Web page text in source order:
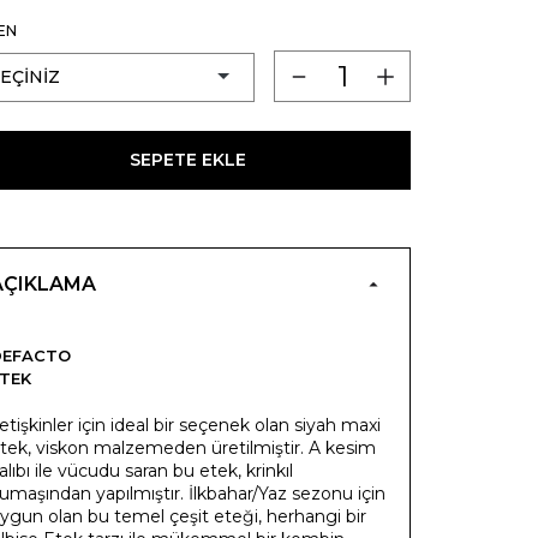
SEPETE EKLE
için ideal bir seçenek olan siyah maxi
viskon malzemeden üretilmiştir. A kesim
ile vücudu saran bu etek, krinkıl
yapılmıştır. İlkbahar/Yaz sezonu için
olan bu temel çeşit eteği, herhangi bir